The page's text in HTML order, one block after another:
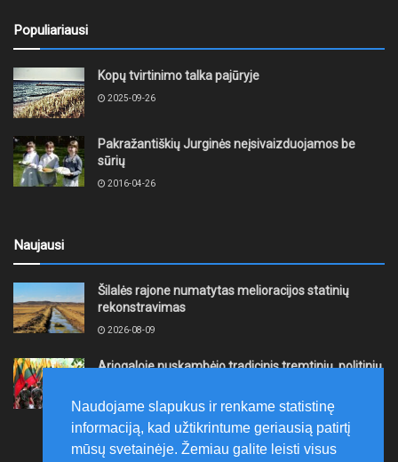
Populiariausi
Kopų tvirtinimo talka pajūryje
2025-09-26
Pakražantiškių Jurginės neįsivaizduojamos be
sūrių
2016-04-26
Naujausi
Šilalės rajone numatytas melioracijos statinių
rekonstravimas
2026-08-09
Ariogaloje nuskambėjo tradicinis tremtinių, politinių
širdy“
2026-08-08
Naudojame slapukus ir renkame statistinę
informaciją, kad užtikrintume geriausią patirtį
mūsų svetainėje. Žemiau galite leisti visus